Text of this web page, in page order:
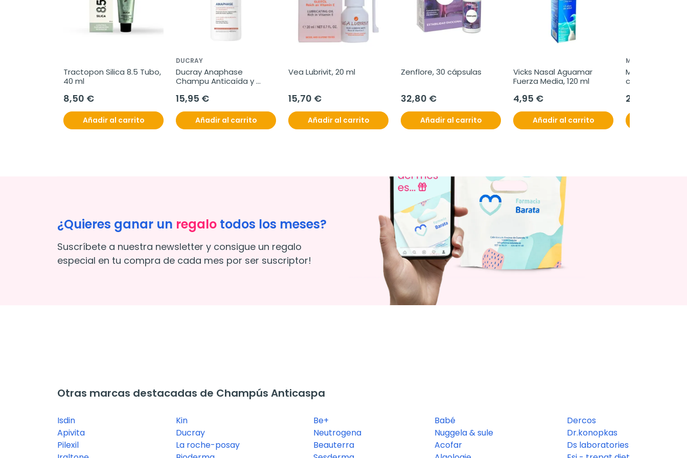
Tractopon Silica 8.5 Tubo,
40 ml
8,50 €
Añadir al carrito
DUCRAY
Ducray Anaphase
Champu Anticaída y
15,95 €
Añadir al carrito
Vea Lubrivit, 20 ml
15,70 €
Añadir al carrito
Zenflore, 30 cápsulas
32,80 €
Añadir al carrito
Vicks Nasal Aguamar
Fuerza Media, 120 ml
4,95 €
Añadir al carrito
MABOFARMA
Mabolipid Plus,
comprimidos
27,95 €
¿Quieres ganar un regalo todos los meses?
Suscríbete a nuestra newsletter y consigue un regalo
especial en tu compra de cada mes por ser suscriptor!
Otras marcas destacadas de Champús Anticaspa
Isdin
Apivita
Pilexil
Kin
Ducray
La roche-posay
Be+
Neutrogena
Beauterra
Babé
Nuggela & sule
Acofar
Dercos
Dr.konopkas
Ds laboratories